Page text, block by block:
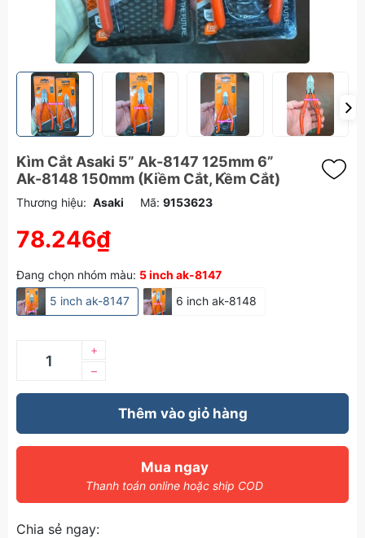
Kìm Cắt Asaki 5” Ak-8147 125mm 6”
Ak-8148 150mm (Kiềm Cắt, Kềm Cắt)
Thương hiệu: Asaki Mã: 9153623
78.246₫
Đang chọn nhóm màu: 5 inch ak-8147
5 inch ak-8147
6 inch ak-8148
–
+
Thêm vào giỏ hàng
Mua ngay
Thanh toán online hoặc ship COD
Chia sẻ ngay: